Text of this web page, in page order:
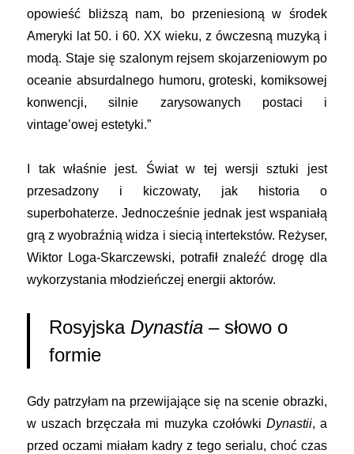
opowieść bliższą nam, bo przeniesioną w środek
Ameryki lat 50. i 60. XX wieku, z ówczesną muzyką i
modą. Staje się szalonym rejsem skojarzeniowym po
oceanie absurdalnego humoru, groteski, komiksowej
konwencji, silnie zarysowanych postaci i
vintage’owej estetyki.”
I tak właśnie jest. Świat w tej wersji sztuki jest
przesadzony i kiczowaty, jak historia o
superbohaterze. Jednocześnie jednak jest wspaniałą
grą z wyobraźnią widza i siecią intertekstów. Reżyser,
Wiktor Loga-Skarczewski, potrafił znaleźć drogę dla
wykorzystania młodzieńczej energii aktorów.
Rosyjska Dynastia – słowo o
formie
Gdy patrzyłam na przewijające się na scenie obrazki,
w uszach brzęczała mi muzyka czołówki Dynastii, a
przed oczami miałam kadry z tego serialu, choć czas